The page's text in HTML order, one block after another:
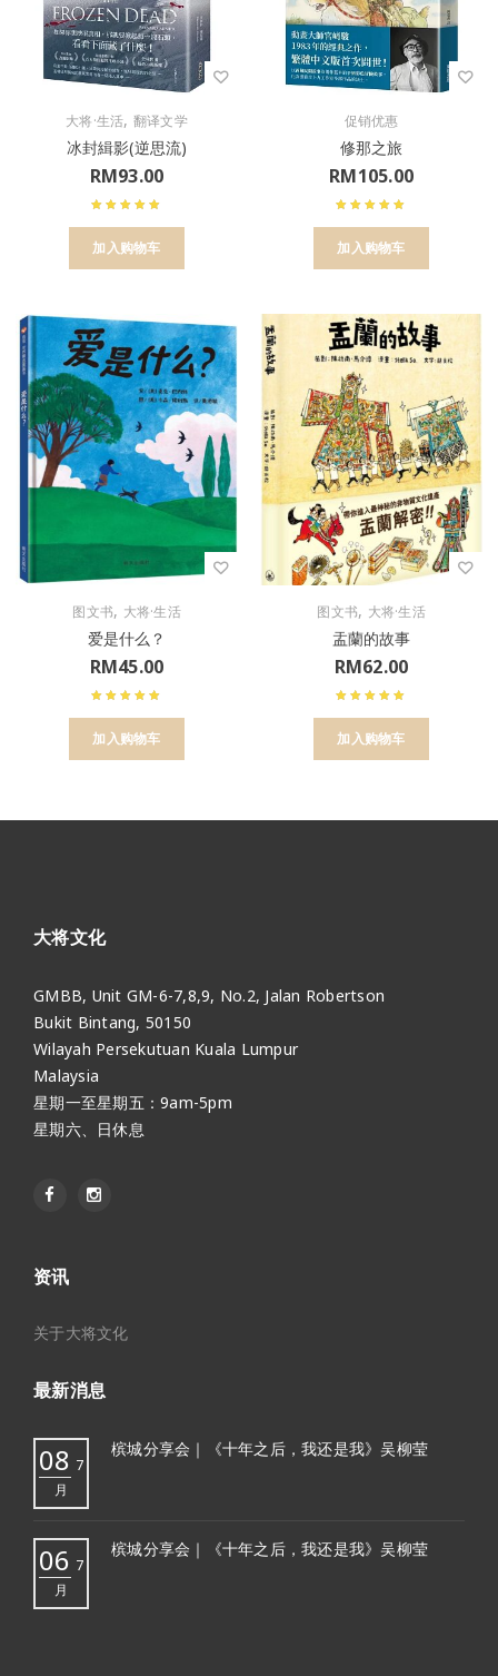
大将·生活, 翻译文学
冰封緝影(逆思流)
RM93.00
加入购物车
促销优惠
修那之旅
RM105.00
加入购物车
图文书, 大将·生活
爱是什么？
RM45.00
加入购物车
图文书, 大将·生活
盂蘭的故事
RM62.00
加入购物车
大将文化
GMBB, Unit GM-6-7,8,9, No.2, Jalan Robertson
Bukit Bintang, 50150
Wilayah Persekutuan Kuala Lumpur
Malaysia
星期一至星期五：9am-5pm
星期六、日休息
资讯
关于大将文化
最新消息
08 7
月
槟城分享会｜《十年之后，我还是我》吴柳莹
06 7
月
槟城分享会｜《十年之后，我还是我》吴柳莹